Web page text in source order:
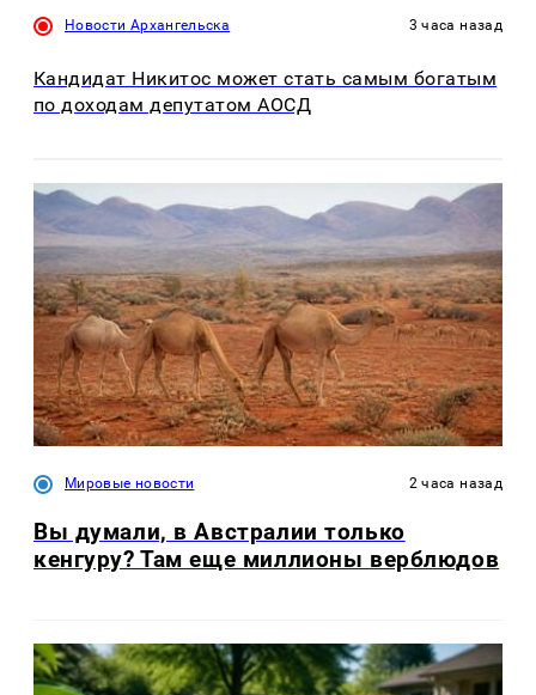
Новости Архангельска 3 часа назад
Кандидат Никитос может стать самым богатым
по доходам депутатом АОСД
Мировые новости 2 часа назад
Вы думали, в Австралии только
кенгуру? Там еще миллионы верблюдов